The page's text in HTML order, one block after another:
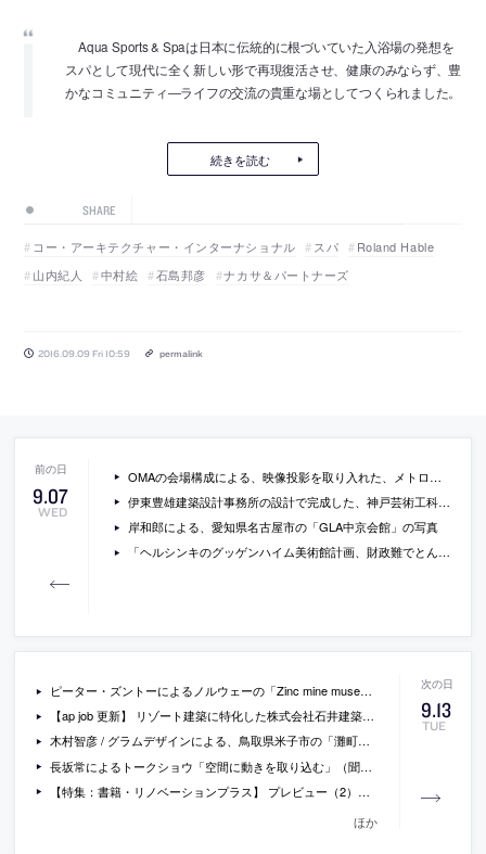
Aqua Sports & Spaは日本に伝統的に根づいていた入浴場の発想を
スパとして現代に全く新しい形で再現復活させ、健康のみならず、豊
かなコミュニティ―ライフの交流の貴重な場としてつくられました。
続きを読む
SHARE
コー・アーキテクチャー・インターナショナル スパ
Roland Hable
山内紀人
中村絵 石島邦彦 ナカサ＆パートナーズ
2016.09.09 Fri 10:59 permalink
9.07
WED
OMAの会場構成による、映像投影を取り入れた、メトロポリタン美術館でのファッション展「manus x machina」の動画
伊東豊雄建築設計事務所の設計で完成した、神戸芸術工科大学の学生会館の写真
岸和郎による、愛知県名古屋市の「GLA中京会館」の写真
「ヘルシンキのグッゲンハイム美術館計画、財政難でとん挫の危機」（ロイター）
9.13
TUE
ピーター・ズントーによるノルウェーの「Zinc mine museum（亜鉛鉱山博物館）」の動画
【ap job 更新】 リゾート建築に特化した株式会社石井建築事務所が、設計スタッフ（正社員）を募集中
木村智彦 / グラムデザインによる、鳥取県米子市の「灘町の家」
長坂常によるトークショウ「空間に動きを取り込む」（聞き手：内沼晋太郎）が、代官山で開催 [2016/9/19]
【特集：書籍・リノベーションプラス】 プレビュー（2）大島芳彦×馬場正尊による対談「ダダイズムからリノベーションは始まった？」
ほか